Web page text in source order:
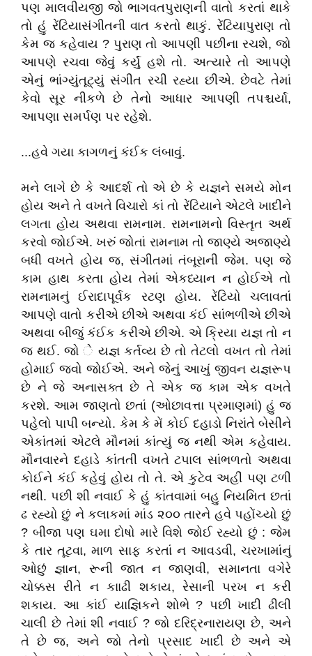
પણ માલવીયજી જો ભાગવતપુરાણની વાતો કરતાં થાકે
તો હું રેંટિયાસંગીતની વાત કરતો થાકું. રેંટિયાપુરાણ તો
કેમ જ કહેવાય ? પુરાણ તો આપણી પછીના રચશે, જો
આપણે રચવા જેવું કર્યું હશે તો. અત્યારે તો આપણે
એનું ભાંગ્યુંતૂટ્યું સંગીત રચી રહ્યા છીએ. છેવટે તેમાં
કેવો સૂર નીકળે છે તેનો આધાર આપણી તપશ્ચર્યા,
આપણા સમર્પણ પર રહેશે.
...હવે ગયા કાગળનું કંઈક લંબાવું.
મને લાગે છે કે આદર્શ તો એ છે કે યજ્ઞને સમયે મોન
હોય અને તે વખતે વિચારો કાં તો રેંટિયાને એટલે ખાદીને
લગતા હોય અથવા રામનામ. રામનામનો વિસ્તૃત અર્થ
કરવો જોઈએ. ખરું જોતાં રામનામ તો જાણ્યે અજાણ્યે
બધી વખતે હોય જ, સંગીતમાં તંબૂરાની જેમ. પણ જે
કામ હાથ કરતા હોય તેમાં એકધ્યાન ન હોઈએ તો
રામનામનું ઈરાદાપૂર્વક રટણ હોય. રેંટિયો ચલાવતાં
આપણે વાતો કરીએ છીએ અથવા કંઈ સાંભળીએ છીએ
અથવા બીજું કંઈક કરીએ છીએ. એ ક્રિયા યજ્ઞ તો ન
જ થઈ. જો ે યજ્ઞ કર્તવ્ય છે તો તેટલો વખત તો તેમાં
હોમાઈ જવો જોઈએ. અને જેનું આખું જીવન યજ્ઞરૂપ
છે ને જે અનાસક્ત છે તે એક જ કામ એક વખતે
કરશે. આમ જાણતો છતાં (ઓછાવત્તા પ્રમાણમાં) હું જ
પહેલો પાપી બન્યો. કેમ કે મેં કોઈ દહાડો નિરાંતે બેસીને
એકાંતમાં એટલે મૌનમાં કાંત્યું જ નથી એમ કહેવાય.
મૌનવારને દહાડે કાંતતી વખતે ટપાલ સાંભળતો અથવા
કોઈને કંઈ કહેવું હોય તો તે. એ કુટેવ અહીં પણ ટળી
નથી. પછી શી નવાઈ કે હું કાંતવામાં બહુ નિયમિત છતાં
ઢ રહ્યો છું ને કલાકમાં માંડ ૨૦૦ તારને હવે પહોંચ્યો છું
? બીજા પણ ઘમા દોષો મારે વિશે જોઈ રહ્યો છું : જેમ
કે તાર તૂટવા, માળ સાફ કરતાં ન આવડવી, ચરખામાંનું
ઓછું જ્ઞાન, રૂની જાત ન જાણવી, સમાનતા વગેરે
ચોક્કસ રીતે ન કાાઢી શકાય, રેસાની પરખ ન કરી
શકાય. આ કાંઈ યાજ્ઞિકને શોભે ? પછી ખાદી ઢીલી
ચાલી છે તેમાં શી નવાઈ ? જો દરિદ્રનારાયણ છે, અને
તે છે જ, અને જો તેનો પ્રસાદ ખાદી છે અને એ